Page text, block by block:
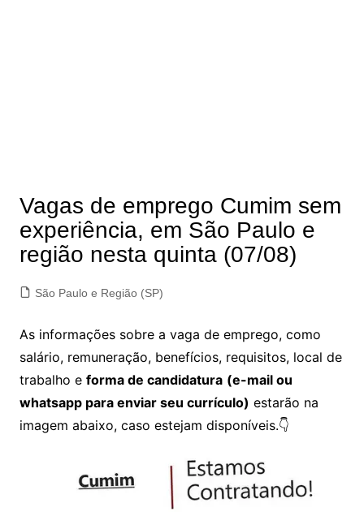
Vagas de emprego Cumim sem
experiência, em São Paulo e
região nesta quinta (07/08)
São Paulo e Região (SP)
As informações sobre a vaga de emprego, como
salário, remuneração, benefícios, requisitos, local de
trabalho e forma de candidatura (e-mail ou
whatsapp para enviar seu currículo) estarão na
imagem abaixo, caso estejam disponíveis.👇